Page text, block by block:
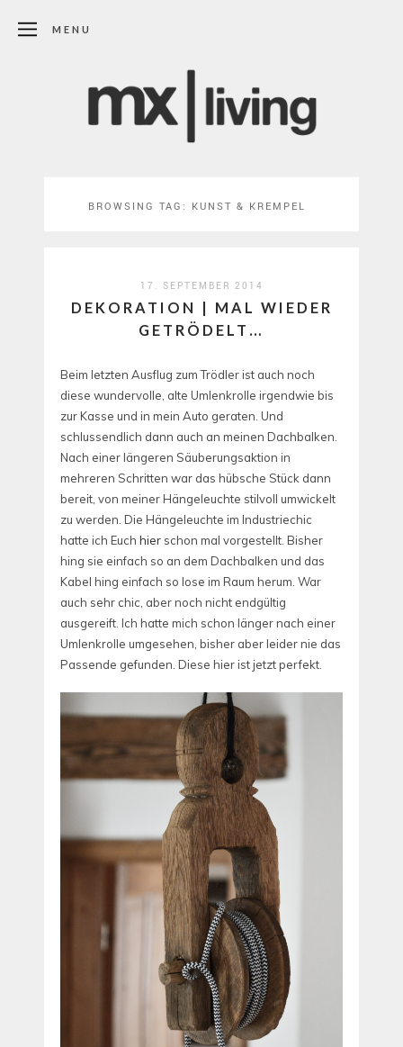
MENU
BROWSING TAG: KUNST & KREMPEL
17. SEPTEMBER 2014
DEKORATION | MAL WIEDER
GETRÖDELT…
Beim letzten Ausflug zum Trödler ist auch noch
diese wundervolle, alte Umlenkrolle irgendwie bis
zur Kasse und in mein Auto geraten. Und
schlussendlich dann auch an meinen Dachbalken.
Nach einer längeren Säuberungsaktion in
mehreren Schritten war das hübsche Stück dann
bereit, von meiner Hängeleuchte stilvoll umwickelt
zu werden. Die Hängeleuchte im Industriechic
hatte ich Euch hier schon mal vorgestellt. Bisher
hing sie einfach so an dem Dachbalken und das
Kabel hing einfach so lose im Raum herum. War
auch sehr chic, aber noch nicht endgültig
ausgereift. Ich hatte mich schon länger nach einer
Umlenkrolle umgesehen, bisher aber leider nie das
Passende gefunden. Diese hier ist jetzt perfekt.